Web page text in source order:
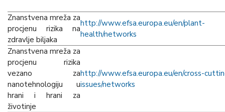
Znanstvena mreža za
procjenu rizika na
zdravlje biljaka
http://www.efsa.europa.eu/en/plant-
health/networks
Znanstvena mreža za
procjenu rizika
vezano za
nanotehnologiju u
hrani i hrani za
životinje
http://www.efsa.europa.eu/en/cross-
issues/networks